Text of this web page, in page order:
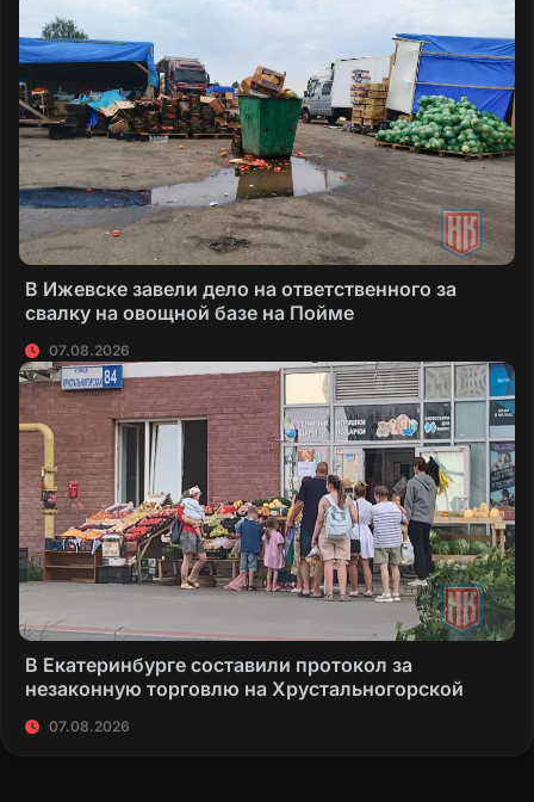
В Ижевске завели дело на ответственного за
свалку на овощной базе на Пойме
07.08.2026
В Екатеринбурге составили протокол за
незаконную торговлю на Хрустальногорской
07.08.2026